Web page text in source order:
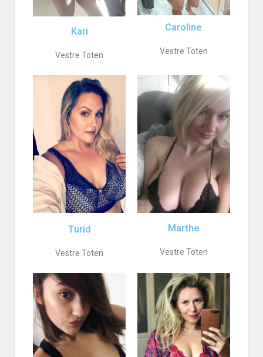
Kari
Vestre Toten
Caroline
Vestre Toten
Turid
Vestre Toten
Marthe
Vestre Toten